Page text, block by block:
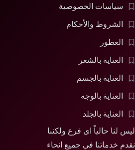
سياسات الخصوصية
الشروط والأحكام
العطور
العناية بالشعر
العناية بالجسم
العناية بالوجه
العناية بالجلد
ليس لنا حالياً اى فرع ولكننا
نقدم خدماتنا في جميع انحاء